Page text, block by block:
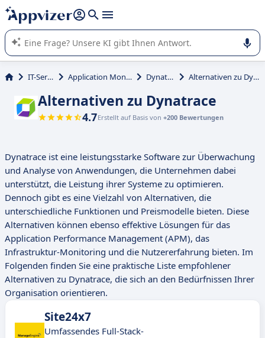
beantworten (mehrere Zeilen mit
Die KI von Appvizer führt Sie bei der Nutzung oder Auswahl
von SaaS-Software in Unternehmen.
IT-Service Application Monitoring Dynatrace Alternativen zu Dynatrace
Alternativen zu Dynatrace
4.7Erstellt auf Basis von +200 Bewertungen
Dynatrace ist eine leistungsstarke Software zur Überwachung
und Analyse von Anwendungen, die Unternehmen dabei
unterstützt, die Leistung ihrer Systeme zu optimieren.
Dennoch gibt es eine Vielzahl von Alternativen, die
unterschiedliche Funktionen und Preismodelle bieten. Diese
Alternativen können ebenso effektive Lösungen für das
Application Performance Management (APM), das
Infrastruktur-Monitoring und die Nutzererfahrung bieten. Im
Folgenden finden Sie eine praktische Liste empfohlener
Alternativen zu Dynatrace, die sich an den Bedürfnissen Ihrer
Organisation orientieren.
Site24x7
Umfassendes Full-Stack-